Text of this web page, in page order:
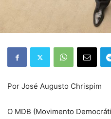
Por José Augusto Chrispim
O MDB (Movimento